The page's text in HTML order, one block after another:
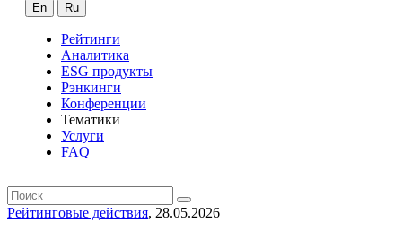
En Ru
Рейтинги
Аналитика
ESG продукты
Рэнкинги
Конференции
Тематики
Услуги
FAQ
Рейтинговые действия, 28.05.2026